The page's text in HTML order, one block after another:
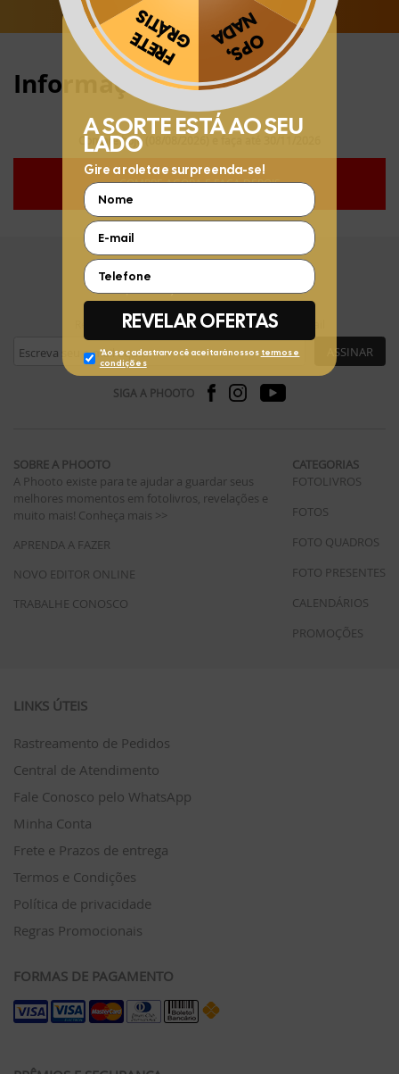
Informações:
Compre hoje (08/08/2026) e faça até 30/11/2026
COMPRE AGORA E FAÇA DEPOIS
Receba ofertas exclusivas da Phooto no seu e-mail
ASSINAR
Obrigado por se cadastrar na
Aproveite e receba as novidades e ofertas exclusivas da
SIGA A PHOOTO
SOBRE A PHOOTO
A Phooto existe para te ajudar a guardar seus
melhores momentos em fotolivros, revelações e
muito mais! Conheça mais >>
APRENDA A FAZER
NOVO EDITOR ONLINE
TRABALHE CONOSCO
CATEGORIAS
FOTOLIVROS
FOTOS
FOTO QUADROS
FOTO PRESENTES
CALENDÁRIOS
PROMOÇÕES
LINKS ÚTEIS
Rastreamento de Pedidos
Central de Atendimento
Fale Conosco pelo WhatsApp
Minha Conta
Frete e Prazos de entrega
Termos e Condições
Política de privacidade
Regras Promocionais
FORMAS DE PAGAMENTO